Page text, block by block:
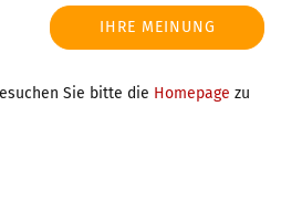
IHRE MEINUNG
Sie bitte die Homepage zu